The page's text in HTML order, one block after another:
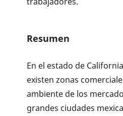
Resumen
En el estado de
existen zonas
ambiente de los
grandes ciudades